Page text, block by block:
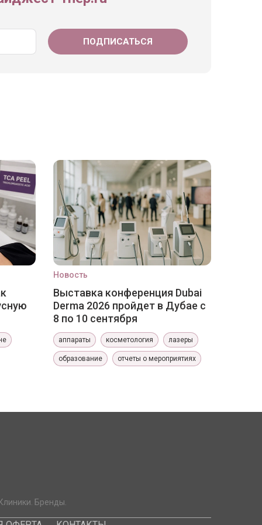
Новость
Выставка конференция Dubai
Derma 2026 пройдет в Дубае с
8 по 10 сентября
аппараты косметология лазеры
образование отчеты о мероприятиях
Бренды.